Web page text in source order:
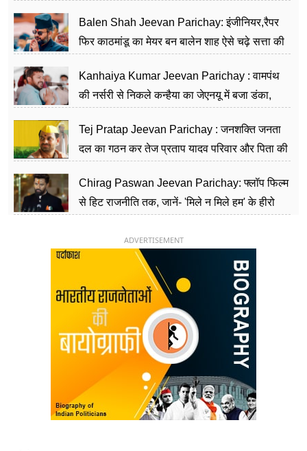
Balen Shah Jeevan Parichay: इंजीनियर,रैपर
फिर काठमांडू का मेयर बन बालेन शाह ऐसे चढ़े सत्ता की
Kanhaiya Kumar Jeevan Parichay : वामपंथ
की नर्सरी से निकले कन्हैया का जेएनयू में बजा डंका,
Tej Pratap Jeevan Parichay : जनशक्ति जनता
दल का गठन कर तेज प्रताप यादव परिवार और पिता की
Chirag Paswan Jeevan Parichay: फ्लॉप फिल्म
से हिट राजनीति तक, जानें- 'मिले न मिले हम' के हीरो
ADVERTISEMENT